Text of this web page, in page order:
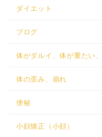
ダイエット
ブログ
体がダルイ、体が重たい
体の歪み、崩れ
便秘
小顔矯正（小顔）